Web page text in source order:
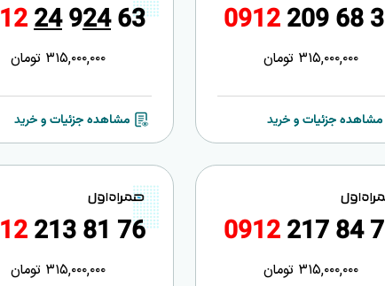
0912209683
315,000,000 تومان
مشاهده جزئیات و خرید
122492463
315,000,000 تومان
مشاهده جزئیات و خرید
0912217847
315,000,000 تومان
1221381 76
315,000,000 تومان